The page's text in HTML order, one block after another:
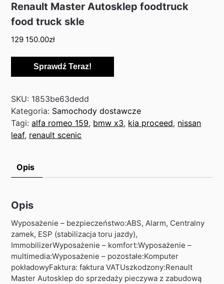
Renault Master Autosklep foodtruck
food truck skle
129 150.00zł
Sprawdź Teraz!
SKU: 1853be63dedd
Kategoria: Samochody dostawcze
Tagi:alfa romeo 159, bmw x3, kia proceed, nissan
leaf, renault scenic
Opis
Opis
Wyposażenie – bezpieczeństwo:ABS, Alarm, Centralny
zamek, ESP (stabilizacja toru jazdy),
ImmobilizerWyposażenie – komfort:Wyposażenie –
multimedia:Wyposażenie – pozostałe:Komputer
pokładowyFaktura: faktura VATUszkodzony:Renault
Master Autosklep do sprzedaży pieczywa z zabudową